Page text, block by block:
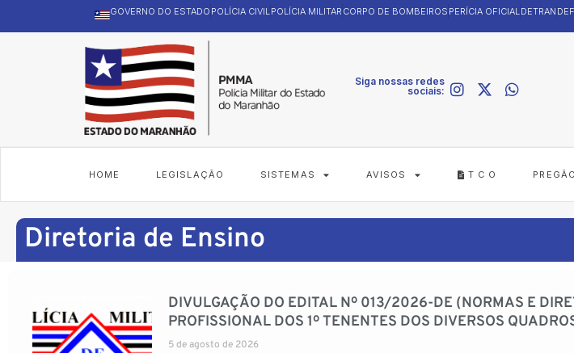
GOVERNO DO ESTADO POLÍCIA CIVILPOLÍCIA MILITAR CORPO DE BOMBEIROS PERÍCIA OFICIALDETRAN
Siga nossas redes
sociais:
HOME LEGISLAÇÃO SISTEMAS AVISOS T C O PREGÃO
Diretoria de Ensino
DIVULGAÇÃO DO EDITAL Nº 013/2026-DE (NORMAS E
PROFISSIONAL DOS 1º TENENTES DOS DIVERSOS
5 de agosto de 2026